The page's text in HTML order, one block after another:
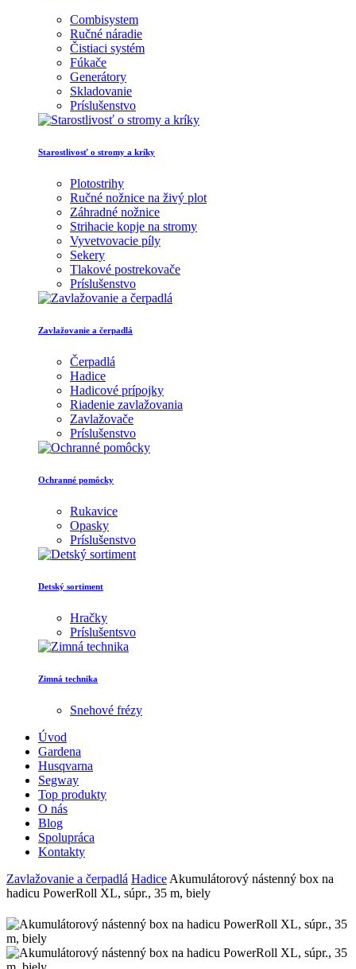
Combisystem
Ručné náradie
Čistiaci systém
Fúkače
Generátory
Skladovanie
Príslušenstvo
Starostlivosť o stromy a kríky
Plotostrihy
Ručné nožnice na živý plot
Záhradné nožnice
Strihacie kopje na stromy
Vyvetvovacie píly
Sekery
Tlakové postrekovače
Príslušenstvo
Zavlažovanie a čerpadlá
Čerpadlá
Hadice
Hadicové prípojky
Riadenie zavlažovania
Zavlažovače
Príslušenstvo
Ochranné pomôcky
Rukavice
Opasky
Príslušenstvo
Detský sortiment
Hračky
Príslušentsvo
Zimná technika
Snehové frézy
Úvod
Gardena
Husqvarna
Segway
Top produkty
O nás
Blog
Spolupráca
Kontakty
Zavlažovanie a čerpadlá Hadice Akumulátorový nástenný box na
hadicu PowerRoll XL, súpr., 35 m, biely